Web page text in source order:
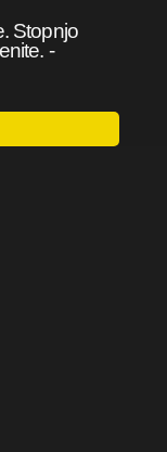
Stopnjo
-